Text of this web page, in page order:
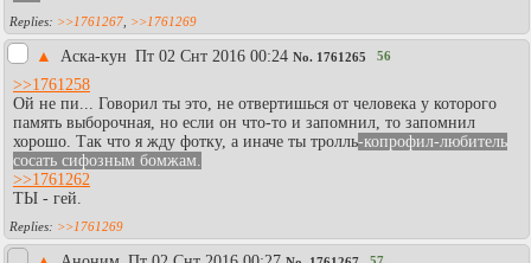
>>1761267 >>1761269
▲ Аска-кун Пт 02 Снт 2016 00:24 No. 1761265 56
>>1761258
Ой не пи... Говорил ты это, не отвертишься от человека у которого
память выборочная, но если он что-то и запомнил, то запомнил
хорошо. Так что я жду фотку, а иначе ты тролль-копрофил-любитель
сосать сифозным бомжам.
>>1761262
ТЫ - гей.
>>1761269